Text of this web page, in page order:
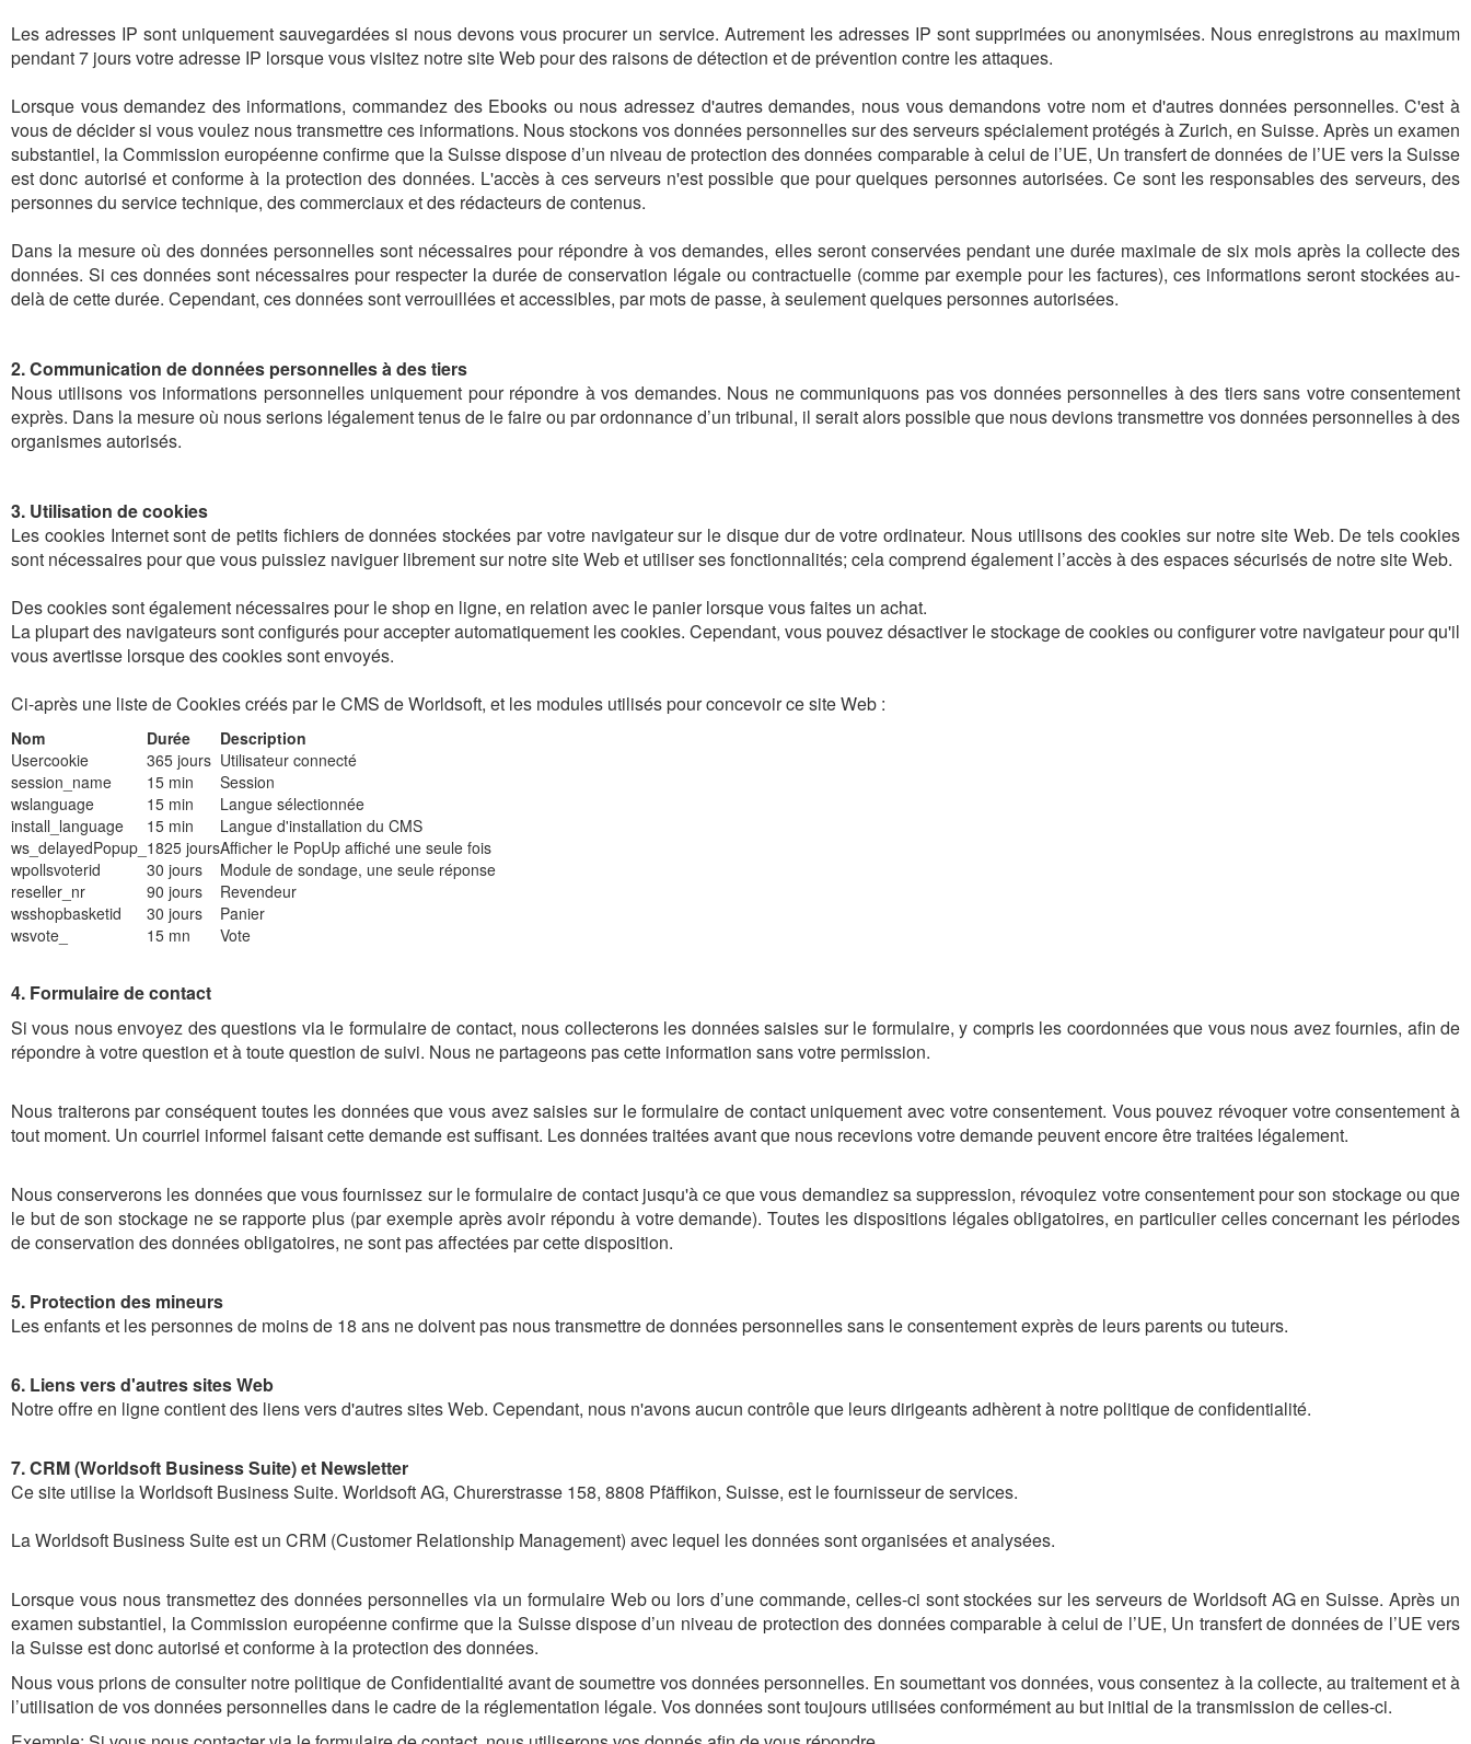
Les adresses IP sont uniquement sauvegardées si nous devons vous procurer un service. Autrement les adresses IP sont supprimées ou anonymisées. Nous enregistrons au maximum
pendant 7 jours votre adresse IP lorsque vous visitez notre site Web pour des raisons de détection et de prévention contre les attaques.
Lorsque vous demandez des informations, commandez des Ebooks ou nous adressez d'autres demandes, nous vous demandons votre nom et d'autres données personnelles. C'est à
vous de décider si vous voulez nous transmettre ces informations. Nous stockons vos données personnelles sur des serveurs spécialement protégés à Zurich, en Suisse. Après un examen
substantiel, la Commission européenne confirme que la Suisse dispose d’un niveau de protection des données comparable à celui de l’UE, Un transfert de données de l’UE vers la Suisse
est donc autorisé et conforme à la protection des données. L'accès à ces serveurs n'est possible que pour quelques personnes autorisées. Ce sont les responsables des serveurs, des
personnes du service technique, des commerciaux et des rédacteurs de contenus.
Dans la mesure où des données personnelles sont nécessaires pour répondre à vos demandes, elles seront conservées pendant une durée maximale de six mois après la collecte des
données. Si ces données sont nécessaires pour respecter la durée de conservation légale ou contractuelle (comme par exemple pour les factures), ces informations seront stockées au-
delà de cette durée. Cependant, ces données sont verrouillées et accessibles, par mots de passe, à seulement quelques personnes autorisées.
2. Communication de données personnelles à des tiers
Nous utilisons vos informations personnelles uniquement pour répondre à vos demandes. Nous ne communiquons pas vos données personnelles à des tiers sans votre consentement
exprès. Dans la mesure où nous serions légalement tenus de le faire ou par ordonnance d’un tribunal, il serait alors possible que nous devions transmettre vos données personnelles à des
organismes autorisés.
3. Utilisation de cookies
Les cookies Internet sont de petits fichiers de données stockées par votre navigateur sur le disque dur de votre ordinateur. Nous utilisons des cookies sur notre site Web. De tels cookies
sont nécessaires pour que vous puissiez naviguer librement sur notre site Web et utiliser ses fonctionnalités; cela comprend également l’accès à des espaces sécurisés de notre site Web.
Des cookies sont également nécessaires pour le shop en ligne, en relation avec le panier lorsque vous faites un achat.
La plupart des navigateurs sont configurés pour accepter automatiquement les cookies. Cependant, vous pouvez désactiver le stockage de cookies ou configurer votre navigateur pour qu'il
vous avertisse lorsque des cookies sont envoyés.
Ci-après une liste de Cookies créés par le CMS de Worldsoft, et les modules utilisés pour concevoir ce site Web :
Nom Durée
Description
Usercookie
365 jours Utilisateur connecté
session_name
15 min
Session
wslanguage
15 min
Langue sélectionnée
install_language
15 min
Langue d'installation du CMS
ws_delayedPopup_ 1825 joursAfficher le PopUp affiché une seule fois
wpollsvoterid
30 jours
Module de sondage, une seule réponse
reseller_nr
90 jours
Revendeur
wsshopbasketid
30 jours
Panier
wsvote_
15 mn Vote
4. Formulaire de contact
Si vous nous envoyez des questions via le formulaire de contact, nous collecterons les données saisies sur le formulaire, y compris les coordonnées que vous nous avez fournies, afin de
répondre à votre question et à toute question de suivi. Nous ne partageons pas cette information sans votre permission.
Nous traiterons par conséquent toutes les données que vous avez saisies sur le formulaire de contact uniquement avec votre consentement. Vous pouvez révoquer votre consentement à
tout moment. Un courriel informel faisant cette demande est suffisant. Les données traitées avant que nous recevions votre demande peuvent encore être traitées légalement.
Nous conserverons les données que vous fournissez sur le formulaire de contact jusqu'à ce que vous demandiez sa suppression, révoquiez votre consentement pour son stockage ou que
le but de son stockage ne se rapporte plus (par exemple après avoir répondu à votre demande). Toutes les dispositions légales obligatoires, en particulier celles concernant les périodes
de conservation des données obligatoires, ne sont pas affectées par cette disposition.
5. Protection des mineurs
Les enfants et les personnes de moins de 18 ans ne doivent pas nous transmettre de données personnelles sans le consentement exprès de leurs parents ou tuteurs.
6. Liens vers d'autres sites Web
Notre offre en ligne contient des liens vers d'autres sites Web. Cependant, nous n'avons aucun contrôle que leurs dirigeants adhèrent à notre politique de confidentialité.
7. CRM (Worldsoft Business Suite) et Newsletter
Ce site utilise la Worldsoft Business Suite. Worldsoft AG, Churerstrasse 158, 8808 Pfäffikon, Suisse, est le fournisseur de services.
La Worldsoft Business Suite est un CRM (Customer Relationship Management) avec lequel les données sont organisées et analysées.
Lorsque vous nous transmettez des données personnelles via un formulaire Web ou lors d’une commande, celles-ci sont stockées sur les serveurs de Worldsoft AG en Suisse. Après un
examen substantiel, la Commission européenne confirme que la Suisse dispose d’un niveau de protection des données comparable à celui de l’UE, Un transfert de données de l’UE vers
la Suisse est donc autorisé et conforme à la protection des données.
Nous vous prions de consulter notre politique de Confidentialité avant de soumettre vos données personnelles. En soumettant vos données, vous consentez à la collecte, au traitement et à
l’utilisation de vos données personnelles dans le cadre de la réglementation légale. Vos données sont toujours utilisées conformément au but initial de la transmission de celles-ci.